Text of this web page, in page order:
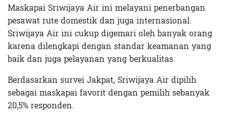
Maskapai Sriwijaya Air ini melayani penerbangan
pesawat rute domestik dan juga internasional.
Sriwijaya Air ini cukup digemari oleh banyak orang
karena dilengkapi dengan standar keamanan yang
baik dan juga pelayanan yang berkualitas.
Berdasarkan survei Jakpat, Sriwijaya Air dipilih
sebagai maskapai favorit dengan pemilih sebanyak
20,5% responden.